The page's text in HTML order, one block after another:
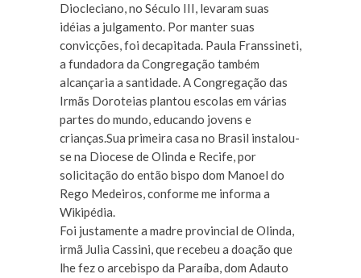
Diocleciano, no Século III, levaram suas
idéias a julgamento. Por manter suas
convicções, foi decapitada. Paula Franssineti,
a fundadora da Congregação também
alcançaria a santidade. A Congregação das
Irmãs Doroteias plantou escolas em várias
partes do mundo, educando jovens e
crianças.Sua primeira casa no Brasil instalou-
se na Diocese de Olinda e Recife, por
solicitação do então bispo dom Manoel do
Rego Medeiros, conforme me informa a
Wikipédia.
Foi justamente a madre provincial de Olinda,
irmã Julia Cassini, que recebeu a doação que
lhe fez o arcebispo da Paraíba, dom Adauto